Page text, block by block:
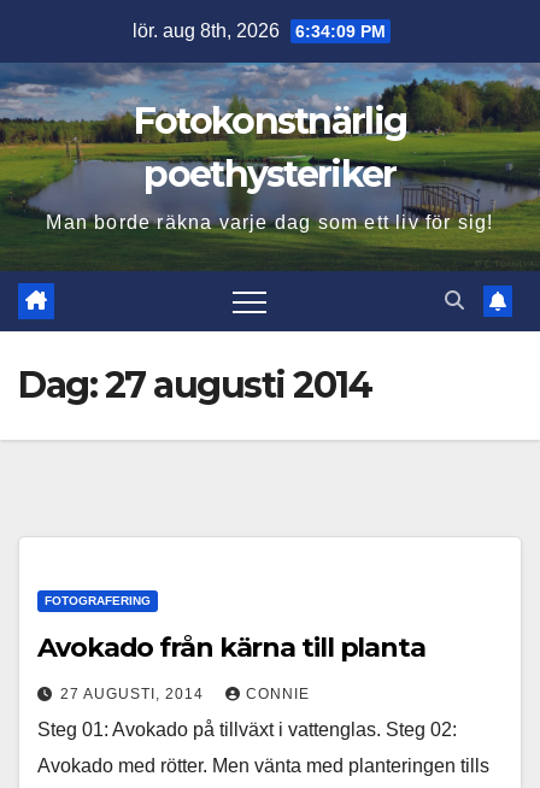
innehåll
lör. aug 8th, 2026 6:34:10 PM
Fotokonstnärlig
poethysteriker
Man borde räkna varje dag som ett liv för sig!
Dag:27 augusti 2014
FOTOGRAFERING
Avokado från kärna till planta
27 AUGUSTI, 2014 CONNIE
Steg 01: Avokado på tillväxt i vattenglas. Steg 02:
Avokado med rötter. Men vänta med planteringen tills